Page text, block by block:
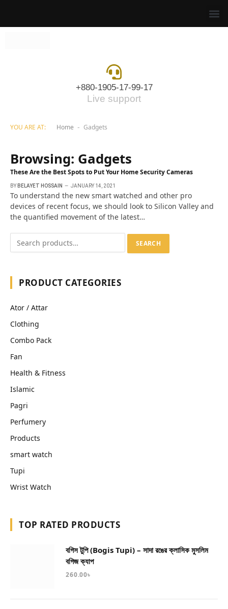
+880-1905-17-99-17
Live support
YOU ARE AT: Home - Gadgets
Browsing: Gadgets
These Are the Best Spots to Put Your Home Security Cameras
BY BELAYET HOSSAIN JANUARY 14, 2021
To understand the new smart watched and other pro
devices of recent focus, we should look to Silicon Valley and
the quantified movement of the latest…
SEARCH
PRODUCT CATEGORIES
Ator / Attar
Clothing
Combo Pack
Fan
Health & Fitness
Islamic
Pagri
Perfumery
Products
smart watch
Tupi
Wrist Watch
TOP RATED PRODUCTS
বগিস টুপি (Bogis Tupi) – সাদা রঙের ক্লাসিক মুসলিম
বগিজ ক্যাপ
260.00৳